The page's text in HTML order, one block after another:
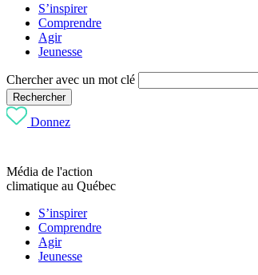
S’inspirer
Comprendre
Agir
Jeunesse
Chercher avec un mot clé
Rechercher
Donnez
Média de l'action
climatique au Québec
S’inspirer
Comprendre
Agir
Jeunesse